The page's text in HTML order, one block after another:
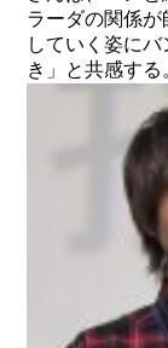
ラーダの関係
していく姿に
き」と共感する